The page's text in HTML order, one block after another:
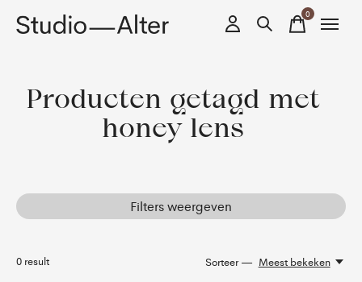
0items
Producten getagd met
honey lens
Filters weergeven
0 result Sorteer — Meest bekeken